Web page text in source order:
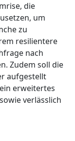
die
um
zu
resilientere
nach
Zudem soll die
aufgestellt
erweitertes
verlässlich